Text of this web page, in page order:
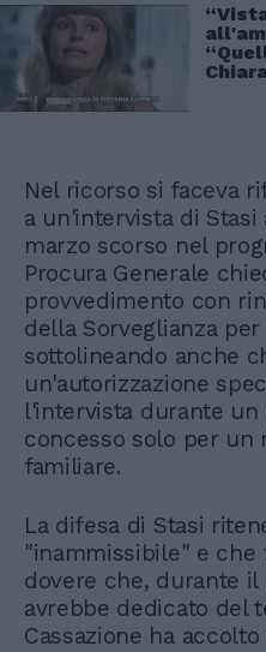
Nel ricorso si faceva
a un'intervista di Stasi
marzo scorso nel
Procura Generale
provvedimento con
della Sorveglianza
sottolineando anche
un'autorizzazione
l'intervista durante
concesso solo per un
familiare.
La difesa di Stasi
"inammissibile" e che
dovere che, durante il
avrebbe dedicato del
Cassazione ha